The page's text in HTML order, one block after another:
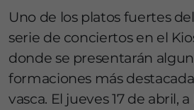
Uno de los platos fuertes
serie de conciertos en el
donde se presentarán
formaciones más
vasca. El jueves 17 de abril,